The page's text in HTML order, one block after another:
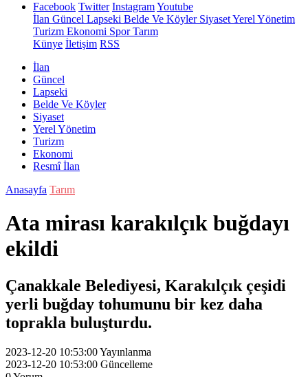
Facebook Twitter InstagramYoutube
İlan Güncel Lapseki Belde Ve KöylerSiyasetYerel Yönetim
Turizm Ekonomi SporTarım
Künye İletişim RSS
İlan
Güncel
Lapseki
Belde Ve Köyler
Siyaset
Yerel Yönetim
Turizm
Ekonomi
Resmî İlan
Anasayfa Tarım
Ata mirası karakılçık buğdayı
ekildi
Çanakkale Belediyesi, Karakılçık çeşidi
yerli buğday tohumunu bir kez daha
toprakla buluşturdu.
2023-12-20 10:53:00Yayınlanma
2023-12-20 10:53:00 Güncelleme